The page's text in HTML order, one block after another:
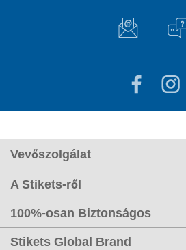
Vevőszolgálat
A Stikets-ről
100%-osan Biztonságos
Stikets Global Brand